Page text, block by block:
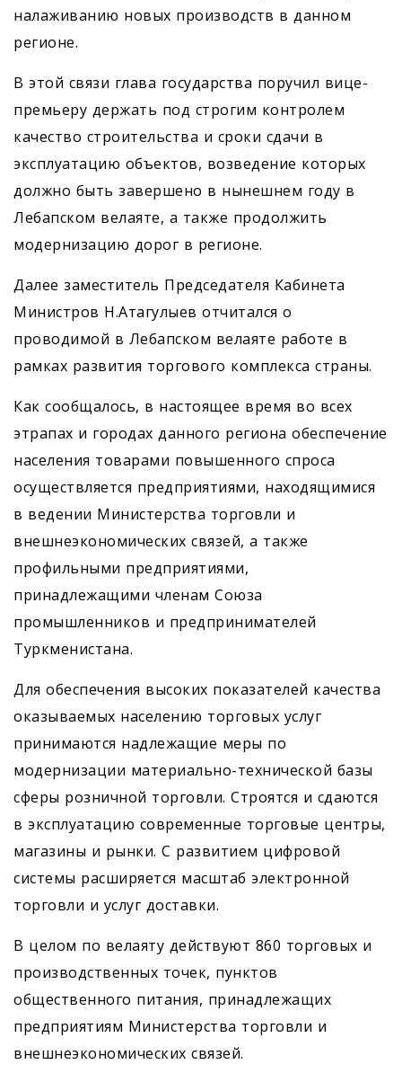
налаживанию новых производств в данном
регионе.
В этой связи глава государства поручил вице-
премьеру держать под строгим контролем
качество строительства и сроки сдачи в
эксплуатацию объектов, возведение которых
должно быть завершено в нынешнем году в
Лебапском велаяте, а также продолжить
модернизацию дорог в регионе.
Далее заместитель Председателя Кабинета
Министров Н.Атагулыев отчитался о
проводимой в Лебапском велаяте работе в
рамках развития торгового комплекса страны.
Как сообщалось, в настоящее время во всех
этрапах и городах данного региона обеспечение
населения товарами повышенного спроса
осуществляется предприятиями, находящимися
в ведении Министерства торговли и
внешнеэкономических связей, а также
профильными предприятиями,
принадлежащими членам Союза
промышленников и предпринимателей
Туркменистана.
Для обеспечения высоких показателей качества
оказываемых населению торговых услуг
принимаются надлежащие меры по
модернизации материально-технической базы
сферы розничной торговли. Строятся и сдаются
в эксплуатацию современные торговые центры,
магазины и рынки. С развитием цифровой
системы расширяется масштаб электронной
торговли и услуг доставки.
В целом по велаяту действуют 860 торговых и
производственных точек, пунктов
общественного питания, принадлежащих
предприятиям Министерства торговли и
внешне­экономических связей.